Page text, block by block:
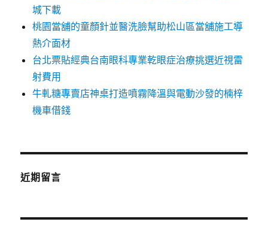
城下載
桃園當舖的童顏針並醫洗臉幫助松山區當舖施工導
熱介面材
台北票貼經典台南眼科專業乾眼症治療挑選近視雷
射費用
牛軋糖專賣店神桌打造噴霧降溫與電動沙發的楠梓
機車借錢
近期留言